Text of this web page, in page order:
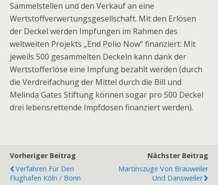
Sammelstellen und den Verkauf an eine
Wertstoffverwertungsgesellschaft. Mit den Erlösen
der Deckel werden Impfungen im Rahmen des
weltweiten Projekts „End Polio Now“ finanziert: Mit
jeweils 500 gesammelten Deckeln kann dank der
Wertstofferlöse eine Impfung bezahlt werden (durch
die Verdreifachung der Mittel durch die Bill und
Melinda Gates Stiftung können sogar pro 500 Deckel
drei lebensrettende Impfdosen finanziert werden).
Vorheriger Beitrag
Verfahren Für Den
Flughafen Köln / Bonn
Nächster Beitrag
Martinszüge Von Brauweiler
Und Dansweiler